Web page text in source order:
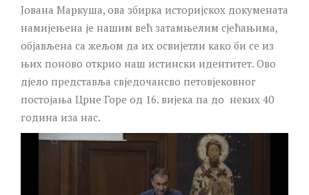
Јована Маркуша, ова збирка историјскох докумената
намијењена је нашим већ затамњелим сјећањима,
објављена са жељом да их освијетли како би се из
њих поново открио наш истински идентитет. Ово
дјело представља свједочансво петовјековног
постојања Црне Горе од 16. вијека па до неких 40
година иза нас.